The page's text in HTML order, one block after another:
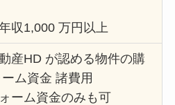
収1,000 万円以上
産HD が認める物件の購
ム資金 諸費用
ーム資金のみも可